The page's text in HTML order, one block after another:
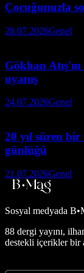
Çocuğunuzla
28.07.2026Genel
Gökhan
uyanış
24.07.2026Genel
20 yıl süren
günlüğü
21.07.2026Genel
Sosyal medyada
88 dergi yayını,
destekli içerikler bir